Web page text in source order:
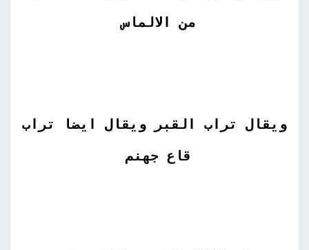
من الالماس
ويقال تراب القبر ويقال ايضا تراب
قاع جهنم